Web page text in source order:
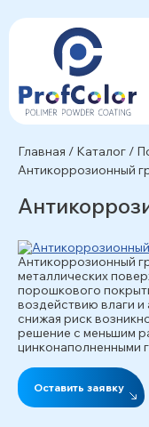
Главная / Каталог /
Антикоррозионный
Антикоррозионный
металлических
порошкового
воздействию влаги
снижая риск
решение с меньшим
цинконаполненными
Оставить заявку